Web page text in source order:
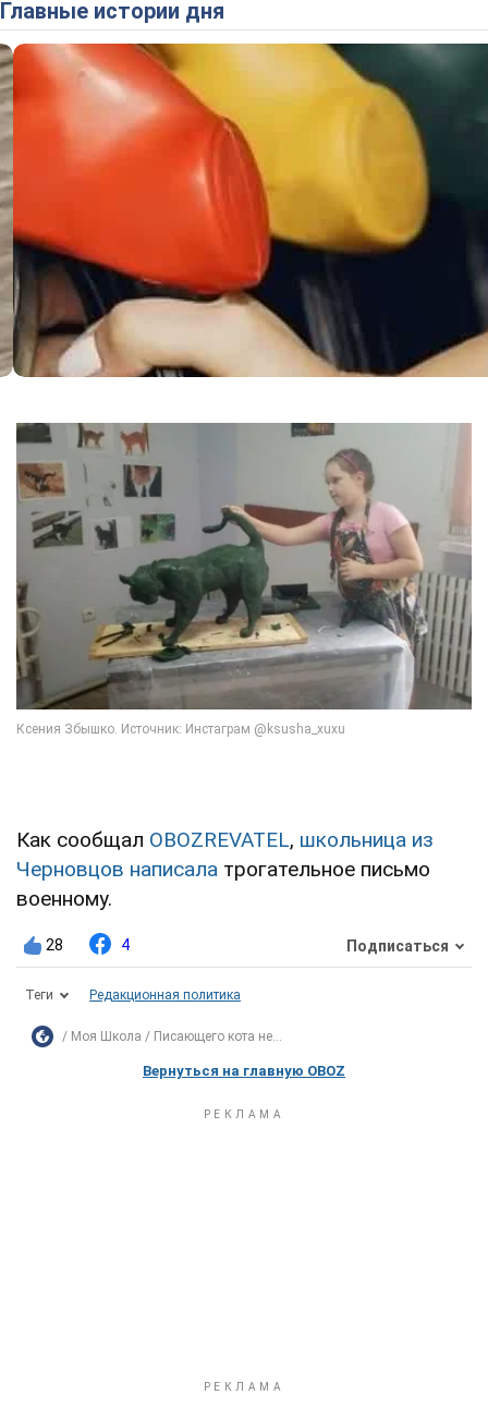
Главные истории дня
Как сообщал OBOZREVATEL, школьница из
Черновцов написала трогательное письмо
военному.
28 4 Подписаться
Теги Редакционная политика
Моя Школа Писающего кота не...
Вернуться на главную OBOZ